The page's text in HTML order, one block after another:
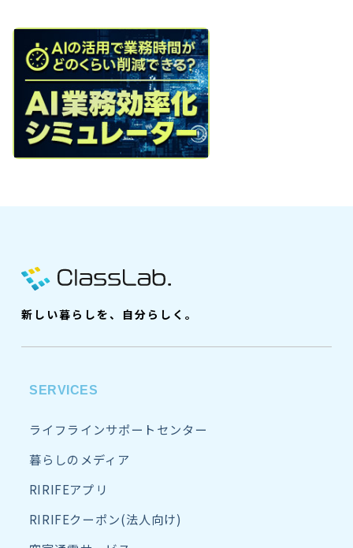
新しい暮らしを、自分らしく。
SERVICES
ライフラインサポートセンター
暮らしのメディア
RIRIFEアプリ
RIRIFEクーポン(法人向け)